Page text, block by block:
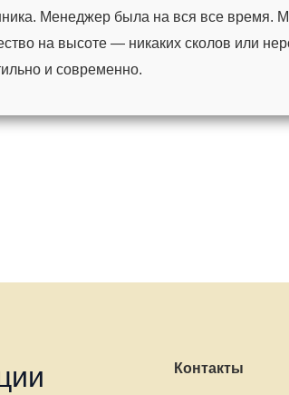
Менеджер была на вся все время.
на высоте — никаких сколов или
и современно.
Контакты